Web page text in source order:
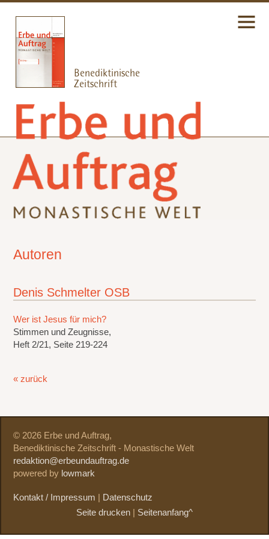
Autoren
Denis Schmelter OSB
Wer ist Jesus für mich?
Stimmen und Zeugnisse,
Heft 2/21, Seite 219-224
« zurück
© 2026 Erbe und Auftrag,
Benediktinische Zeitschrift - Monastische Welt
redaktion@erbeundauftrag.de
powered by lowmark
Kontakt / Impressum
Datenschutz
Seite drucken
Seitenanfang^